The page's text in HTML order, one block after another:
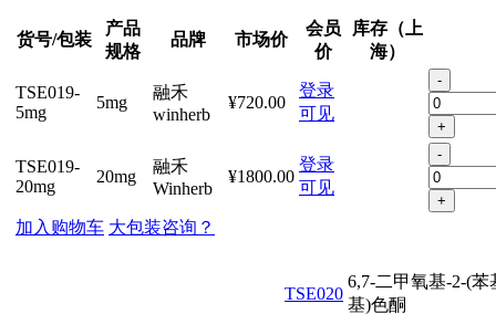
货号/包装
产品
规格
品牌 市场价
会员
价
库存（上
海）
TSE019-
5mg
5mg
融禾
winherb
¥720.00
登录
可见
-
+
TSE019-
20mg
20mg
融禾
Winherb
¥1800.00
登录
可见
-
+
加入购物车 大包装咨询？
TSE020
6,7-二甲氧基-2-(苯
基)色酮